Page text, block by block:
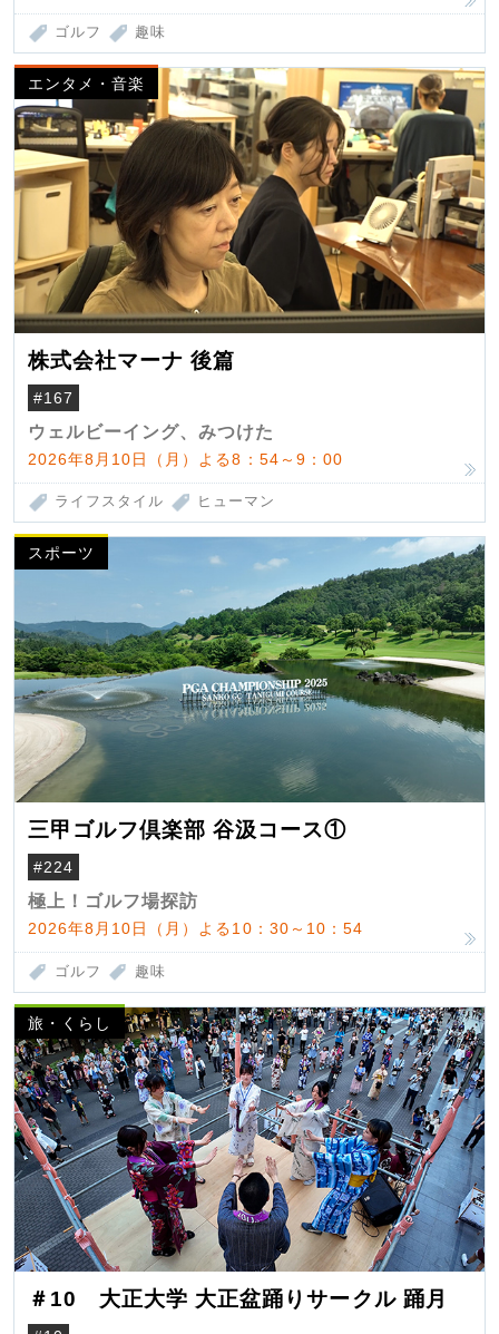
ゴルフ 趣味
エンタメ・音楽
株式会社マーナ 後篇
#167
ウェルビーイング、みつけた
2026年8月10日（月）よる8：54～9：00
ライフスタイル ヒューマン
スポーツ
三甲ゴルフ倶楽部 谷汲コース①
#224
極上！ゴルフ場探訪
2026年8月10日（月）よる10：30～10：54
ゴルフ 趣味
旅・くらし
＃10 大正大学 大正盆踊りサークル 踊月